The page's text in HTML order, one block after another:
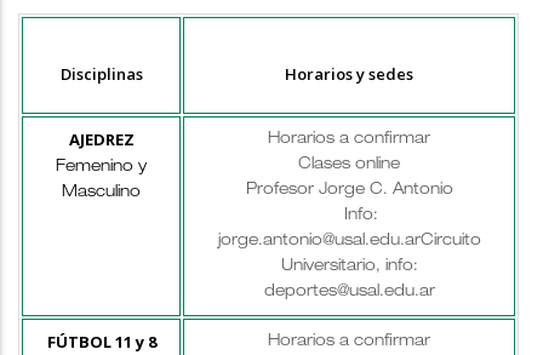
Disciplinas Horarios y sedes
AJEDREZ
Femenino y
Masculino
Horarios a confirmar
Clases online
Profesor Jorge C. Antonio
Info:
jorge.antonio@usal.edu.arCircuito
Universitario, info:
deportes@usal.edu.ar
FÚTBOL 11 y 8
Horarios a confirmar